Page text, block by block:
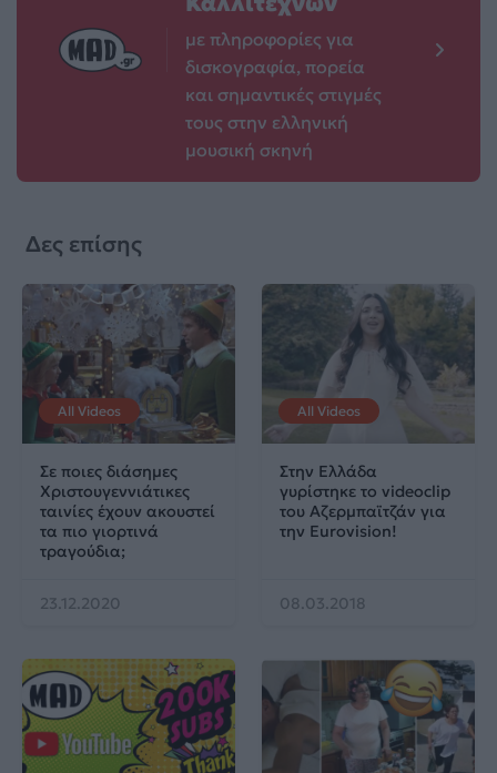
με πληροφορίες για
δισκογραφία, πορεία
και σημαντικές στιγμές
τους στην ελληνική
μουσική σκηνή
Δες επίσης
All Videos
Σε ποιες διάσημες
Χριστουγεννιάτικες
ταινίες έχουν ακουστεί
τα πιο γιορτινά
τραγούδια;
23.12.2020
All Videos
Στην Ελλάδα
γυρίστηκε το videoclip
του Αζερμπαϊτζάν για
την Eurovision!
08.03.2018